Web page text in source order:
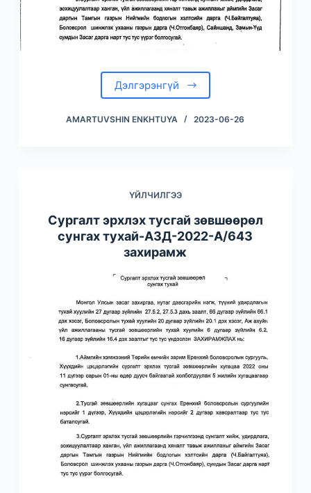
Дэлгэрэнгүй
AMARTUVSHIN ENKHTUYA 2023-06-26
ҮЙЛЧИЛГЭЭ
Сургалт эрхлэх тусгай зөвшөөрөл
сунгах тухай-АЗД-2022-А/643
захирамж